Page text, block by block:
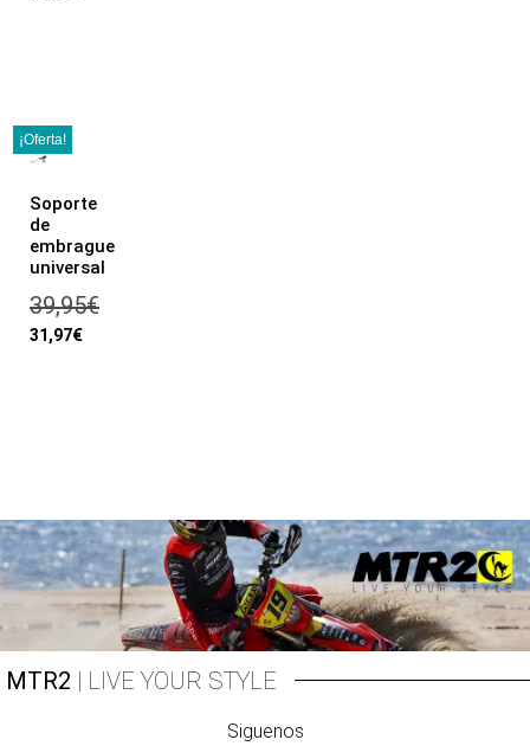
¡Oferta!
Soporte
de
embrague
universal
39,95€
31,97€
MTR2 | LIVE YOUR STYLE
Siguenos